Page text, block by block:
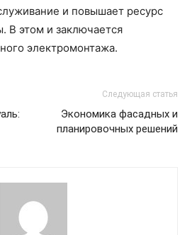
и повышает ресурс
В этом и заключается
электромонтажа.
Следующая статья
Экономика фасадных и
планировочных решений